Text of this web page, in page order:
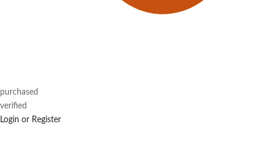
purchased
verified
Login or Register